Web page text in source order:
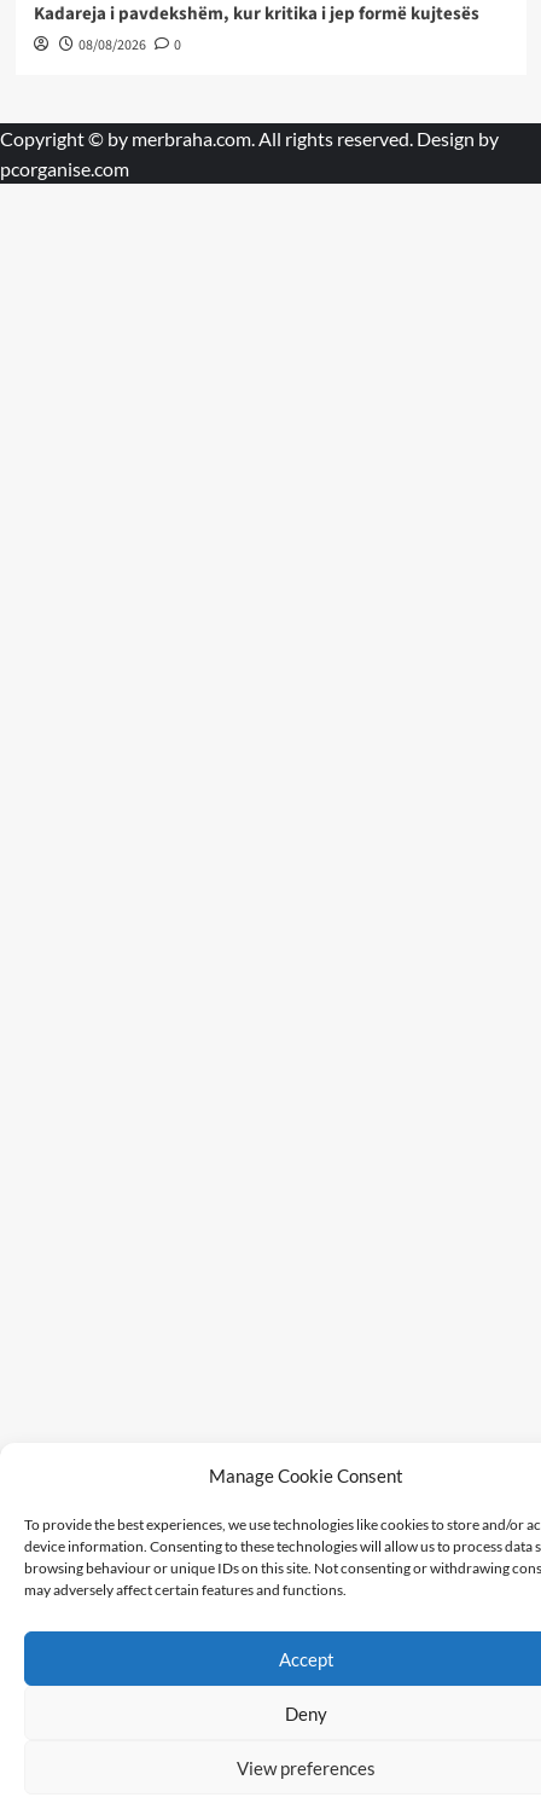
Manage Cookie Consent
To provide the best experiences, we use technologies like cookies to store and/or
device information. Consenting to these technologies will allow us to process data
browsing behaviour or unique IDs on this site. Not consenting or withdrawing
may adversely affect certain features and functions.
Accept
Deny
View preferences
Kadareja i pavdekshëm, kur kritika i jep formë kujtesës
08/08/2026 0
Copyright © by merbraha.com. All rights reserved. Design by
pcorganise.com